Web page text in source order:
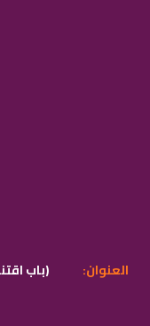
03 (باب اقتناء الكلب للحرث) :العنوان